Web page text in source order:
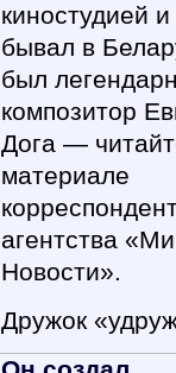
киностудией
бывал в
был
композитор
Дога —
материале
агентства
Новости».
Дружок